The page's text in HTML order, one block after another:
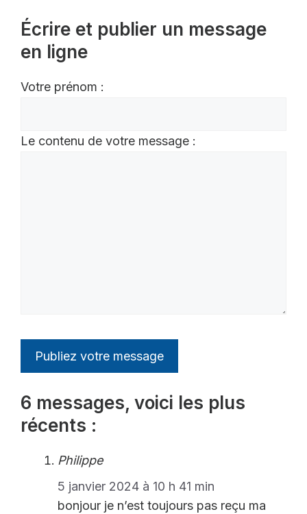
Écrire et publier un message
en ligne
Votre prénom :
Le contenu de votre message :
6 messages, voici les plus
récents :
Philippe
5 janvier 2024 à 10 h 41 min
bonjour je n’est toujours pas reçu ma